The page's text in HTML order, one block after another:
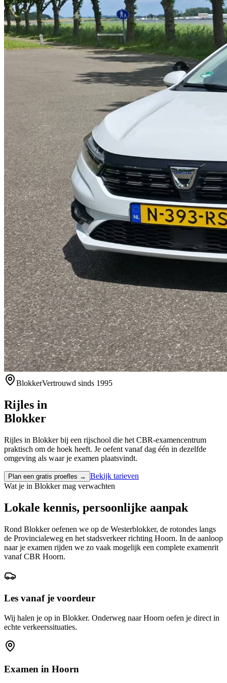
BlokkerVertrouwd sinds 1995
Rijles in
Blokker
Rijles in Blokker bij een rijschool die het CBR-examencentrum
praktisch om de hoek heeft. Je oefent vanaf dag één in dezelfde
omgeving als waar je examen plaatsvindt.
Plan een gratis proefles →
Bekijk tarieven
Wat je in Blokkermag verwachten
Lokale kennis, persoonlijke aanpak
Rond Blokker oefenen we op de Westerblokker, de rotondes langs
de Provincialeweg en het stadsverkeer richting Hoorn. In de aanloop
naar je examen rijden we zo vaak mogelijk een complete examenrit
vanaf CBR Hoorn.
Les vanaf je voordeur
Wij halen je op in Blokker. Onderweg naar Hoorn oefen je direct in
echte verkeerssituaties.
Examen in Hoorn